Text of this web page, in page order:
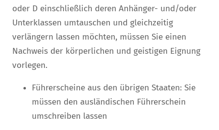
oder D einschließlich deren Anhänger- und/oder
Unterklassen umtauschen und gleichzeitig
verlängern lassen möchten, müssen Sie einen
Nachweis der körperlichen und geistigen Eignung
vorlegen.
Führerscheine aus den übrigen Staaten: Sie
müssen den ausländischen Führerschein
umschreiben lassen